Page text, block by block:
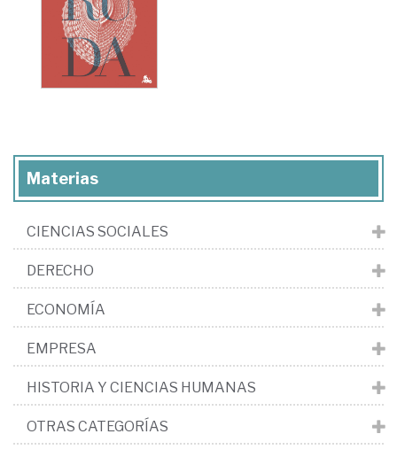
Materias
CIENCIAS SOCIALES
DERECHO
ECONOMÍA
EMPRESA
HISTORIA Y CIENCIAS HUMANAS
OTRAS CATEGORÍAS